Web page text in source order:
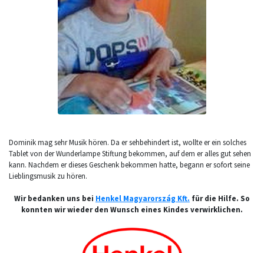
Dominik mag sehr Musik hören. Da er sehbehindert ist, wollte er ein solches
Tablet von der Wunderlampe Stiftung bekommen, auf dem er alles gut sehen
kann. Nachdem er dieses Geschenk bekommen hatte, begann er sofort seine
Lieblingsmusik zu hören.
Wir bedanken uns bei Henkel Magyarország Kft. für die Hilfe. So
konnten wir wieder den Wunsch eines Kindes verwirklichen.